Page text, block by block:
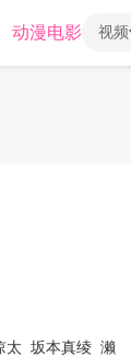
动漫电影 视频
太 坂本真绫 濑